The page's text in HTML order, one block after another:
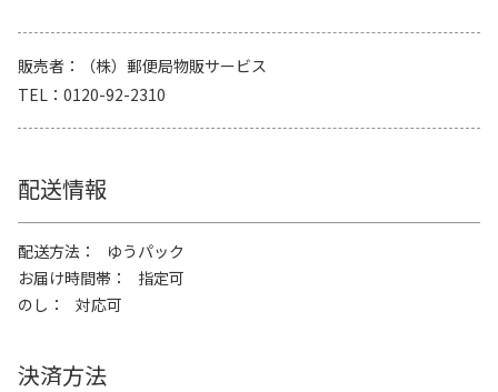
販売者
（株）郵便局物販サービス
TEL
0120-92-2310
配送情報
配送方法
ゆうパック
お届け時間帯
指定可
のし
対応可
決済方法